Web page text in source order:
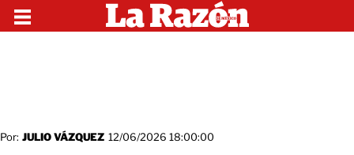
Por: JULIO VÁZQUEZ 12/06/2026 18:00:00